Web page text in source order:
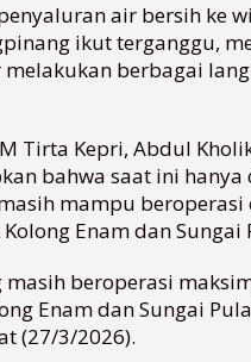
n
t
a
W
a
d
u
k
e
s
e
air bersih ke
ikut terganggu,
berbagai
Tirta Kepri, Abdul
bahwa saat ini hanya
mampu
Enam dan Sungai
masih beroperasi
Enam dan Sungai
(27/3/2026).